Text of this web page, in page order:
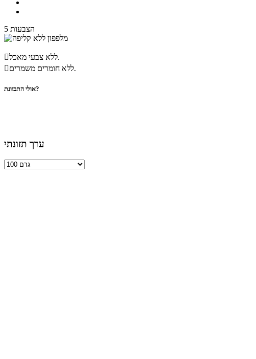
5 הצבעות

ללא צבעי מאכל.

ללא חומרים משמרים.
אולי התכוונת?
ערך תזונתי